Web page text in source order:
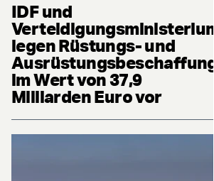
IDF und
Verteidigungsministerium
legen Rüstungs- und
Ausrüstungsbeschaffung
im Wert von 37,9
Milliarden Euro vor